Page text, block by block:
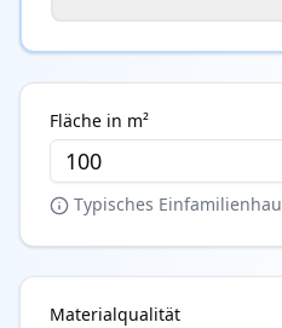
Fläche in m²
Typisches
Materialqualität